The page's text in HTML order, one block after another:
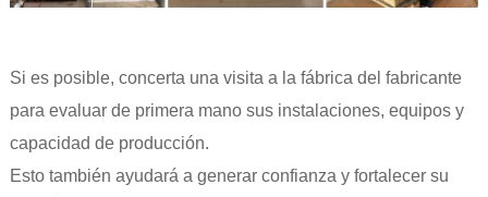
Si es posible, concerta una visita a la fábrica del fabricante
para evaluar de primera mano sus instalaciones, equipos y
capacidad de producción.
Esto también ayudará a generar confianza y fortalecer su